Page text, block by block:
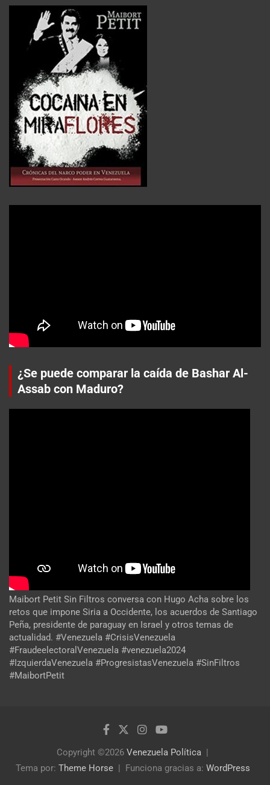
¿Se puede comparar la caída de Bashar Al-
Assab con Maduro?
Maibort Petit Sin Filtros conversa con Hugo Acha sobre los
retos que impone Siria a Occidente, los acuerdos de Santiago
Peña, presidente de paraguay en Israel y otros temas de
actualidad. #Venezuela #CrisisVenezuela
#FraudeelectoralVenezuela #venezuela2024
#IzquierdaVenezuela #ProgresistasVenezuela #SinFiltros
#MaibortPetit
Copyright ©2026 Venezuela Política
Tema por: Theme Horse Funciona gracias a: WordPress